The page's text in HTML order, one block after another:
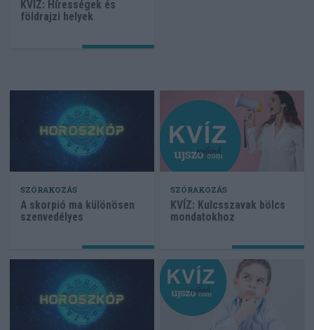
KVÍZ: Hírességek és
földrajzi helyek
SZÓRAKOZÁS
A skorpió ma különösen
szenvedélyes
SZÓRAKOZÁS
KVÍZ: Kulcsszavak bölcs
mondatokhoz